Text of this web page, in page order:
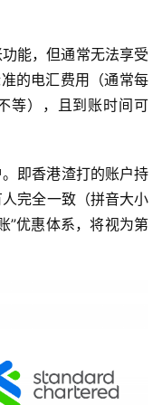
能，但通常无法享受
的电汇费用（通常每
等），且到账时间可
。即香港渣打的账户持
完全一致（拼音大小
”优惠体系，将视为第